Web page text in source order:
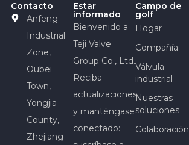
Contacto
Anfeng
Industrial
Zone,
Oubei
Town,
Yongjia
County,
Zhejiang
Estar
informado
Bienvenido a
Teji Valve
Group Co., Ltd.
Reciba
actualizaciones
y manténgase
conectado:
Campo de
golf
Hogar
Compañía
Válvula
industrial
Nuestras
soluciones
Colaboración